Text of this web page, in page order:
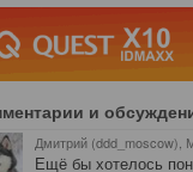
и
Дмитрий (ddd_moscow),
Ещё бы хотелось